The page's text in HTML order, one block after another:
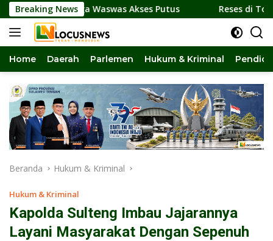
Langsung
ke
konten
Breaking News
Waswas Akses Putus Reses di Torue Diserbu
Home Daerah Parlemen Hukum & Kriminal
Beranda Hukum & Kriminal
Hukum & Kriminal
Kapolda Sulteng Imbau Jajarannya
Layani Masyarakat Dengan Sepenuh